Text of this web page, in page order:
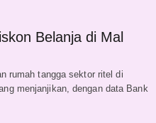
Belanja di Mal
rumah tangga sektor ritel di
menjanjikan, dengan data Bank